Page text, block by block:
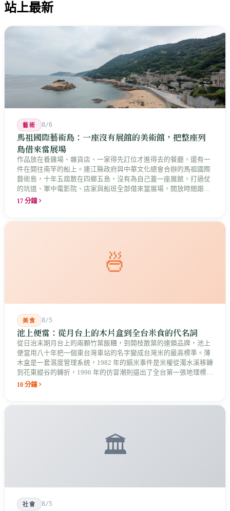
站上最新
藝術 8/6
馬祖國際藝術島：一座沒有展館的美術館，把整座列
島借來當展場
作品放在養雞場、雜貨店、一家得先訂位才進得去的餐廳，還有一
件在開往南竿的船上。連江縣政府與中華文化總會合辦的馬祖國際
藝術島，十年五屆散在四鄉五島，沒有為自己蓋一座展館，打過仗
的坑道、軍中電影院、店家與船班全部借來當展場，開放時間跟著
店家走。這是縣長說的「島嶼博物館」最具體的樣子，而那些借來
17 分鐘
🍜
美食 8/5
池上便當：從月台上的木片盒到全台米食的代名詞
從日治末期月台上的兩顆竹葉飯糰，到開枝散葉的連鎖品牌，池上
便當用八十年把一個東台灣車站的名字變成台灣米的最高標準。薄
木盒是一套濕度管理系統，1982 年的鎘米事件是米權從濁水溪移轉
到花東縱谷的轉折，1996 年的仿冒潮則逼出了全台第一張地理標誌
證明標章。
10 分鐘
🏛️
社會 8/5